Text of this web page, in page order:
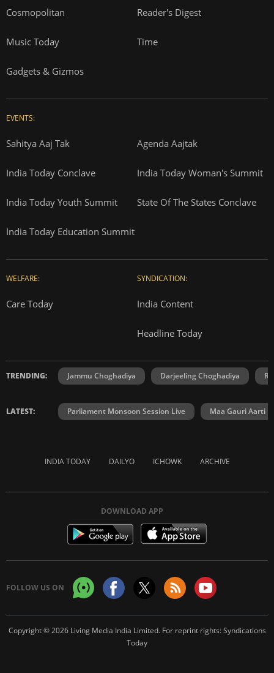
Cosmopolitan Reader's Digest
Music Today Time
Gadgets & Gizmos
EVENTS:
Sahitya Aaj Tak Agenda Aajtak
India Today Conclave India Today Woman's Summit
India Today Youth Summit State Of The States Conclave
India Today Education Summit
WELFARE:
Care Today
SYNDICATION:
India Content
Headline Today
TRENDING: Jammu Choghadiya Darjeeling Choghadiya
LATEST: Parliament Monsoon Session Live Maa Gauri Aarti
INDIA TODAY DAILYO ICHOWK ARCHIVE
DOWNLOAD APP
FOLLOW US ON
Copyright © 2026 Living Media India Limited. For reprint rights:Syndications
Today